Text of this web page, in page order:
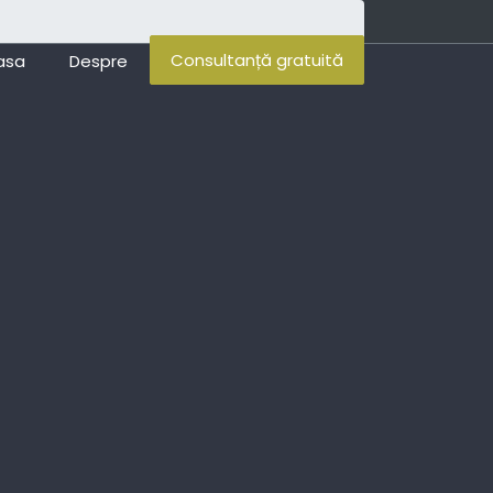
Despre Consultanță gratuită